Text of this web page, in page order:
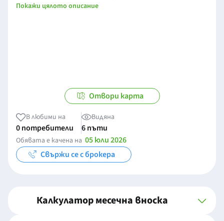
Покажи цялото описание
Отвори карта
В любими на
0 потребители
Видяна
6 пъти
Обявата е качена на 05 юли 2026
Свържи се с брокера
Калкулатор месечна вноска